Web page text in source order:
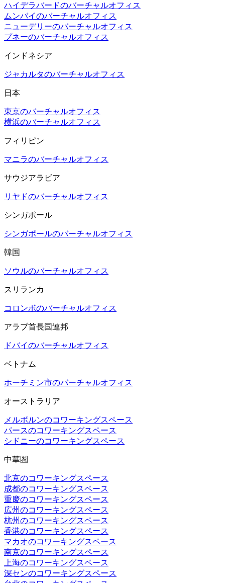
ハイデラバードのバーチャルオフィス
ムンバイのバーチャルオフィス
ニューデリーのバーチャルオフィス
プネーのバーチャルオフィス
インドネシア
ジャカルタのバーチャルオフィス
日本
東京のバーチャルオフィス
横浜のバーチャルオフィス
フィリピン
マニラのバーチャルオフィス
サウジアラビア
リヤドのバーチャルオフィス
シンガポール
シンガポールのバーチャルオフィス
韓国
ソウルのバーチャルオフィス
スリランカ
コロンボのバーチャルオフィス
アラブ首長国連邦
ドバイのバーチャルオフィス
ベトナム
ホーチミン市のバーチャルオフィス
オーストラリア
メルボルンのコワーキングスペース
パースのコワーキングスペース
シドニーのコワーキングスペース
中華圏
北京のコワーキングスペース
成都のコワーキングスペース
重慶のコワーキングスペース
広州のコワーキングスペース
杭州のコワーキングスペース
香港のコワーキングスペース
マカオのコワーキングスペース
南京のコワーキングスペース
上海のコワーキングスペース
深センのコワーキングスペース